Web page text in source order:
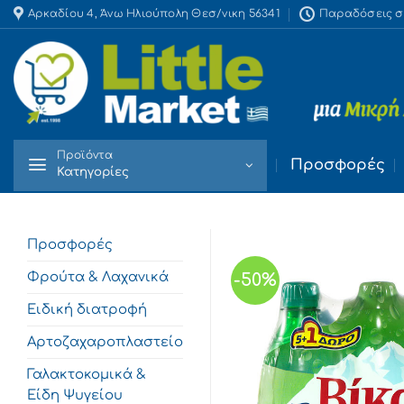
Skip
to
content
Αρκαδίου 4, Άνω Ηλιούπολη Θεσ/νικη 56341 Παραδόσεις
Προϊόντα
Κατηγορίες Προσφορές
Προσφορές
Φρούτα & Λαχανικά
Ειδική διατροφή
Αρτοζαχαροπλαστείο
Γαλακτοκομικά &
Είδη Ψυγείου
-50%